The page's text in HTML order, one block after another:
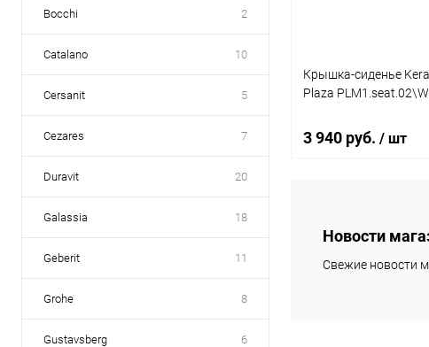
Bocchi 2
Catalano 10
Cersanit 5
Cezares 7
Duravit 20
Galassia 18
Geberit 11
Grohe 8
Gustavsberg 6
Крышка-сиденье
Plaza
3 940 руб. / шт
Купить в 1 клик
Новости
Свежие новости